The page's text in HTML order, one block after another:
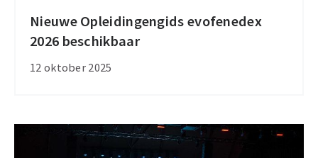
Nieuwe Opleidingengids evofenedex
2026 beschikbaar
12 oktober 2025
Nieuwe
Opleidingengids
evofenedex